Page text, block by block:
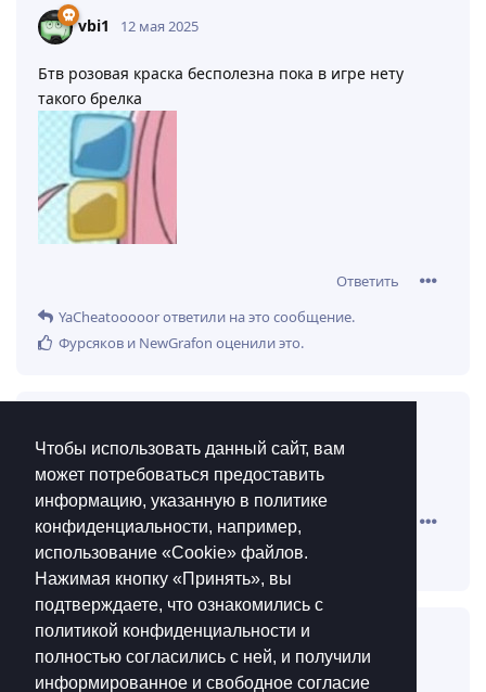
Чтобы использовать данный сайт, вам
может потребоваться предоставить
информацию, указанную в политике
конфиденциальности, например,
использование «Cookie»‎ файлов.
Нажимая кнопку «Принять», вы
подтверждаете, что ознакомились с
политикой конфиденциальности и
полностью согласились с ней, и получили
информированное и свободное согласие
vbi1 12 мая 2025
Бтв розовая краска бесполезна пока в игре нету
такого брелка
Ответить
YaCheatooooorответили на это сообщение.
Фурсяков и NewGrafon оценили это.
vbi1 казалось бы при чем тут…
Simeraответили на это сообщение.
13 мая 2025